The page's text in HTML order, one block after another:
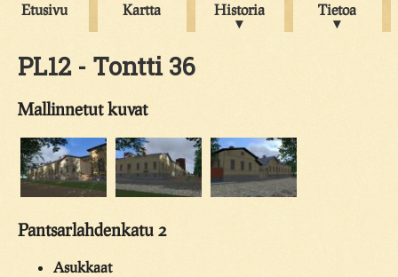
Etusivu Kartta Historia Tietoa
PL12 - Tontti 36
Mallinnetut kuvat
Pantsarlahdenkatu 2
Asukkaat